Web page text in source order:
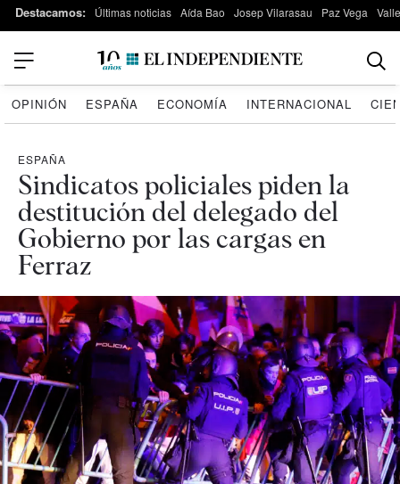
Destacamos: Últimas noticias Aída Bao Josep Vilarasau Paz Vega
OPINIÓN ESPAÑA ECONOMÍA INTERNACIONAL
ESPAÑA
Sindicatos policiales piden la
destitución del delegado del
Gobierno por las cargas en
Ferraz